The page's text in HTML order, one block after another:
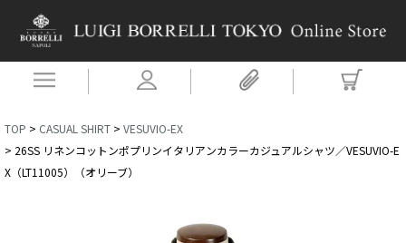
TOP CASUAL SHIRT
VESUVIO-EX
26SS リネンコットンポプリンイタリアンカラーカジュアルシャツ／VESUVIO-E
X（LT11005）（オリーブ）